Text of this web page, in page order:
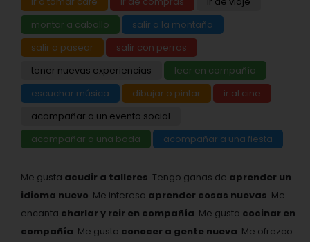
montar a caballo
salir a la montaña
salir a pasear
salir con perros
tener nuevas experiencias
leer en compañía
escuchar música
dibujar o pintar
ir al cine
acompañar a un evento social
acompañar a una boda
acompañar a una fiesta
Me gusta acudir a talleres. Tengo ganas de aprender un
idioma nuevo. Me interesa aprender cosas nuevas. Me
encanta charlar y reir en compañía. Me gusta cocinar en
compañía. Me gusta conocer a gente nueva. Me ofrezco